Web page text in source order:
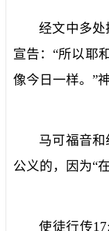
经文中多
宣告：“所以耶
像今日一样。”
马可福音
公义的，因为“
使徒行传